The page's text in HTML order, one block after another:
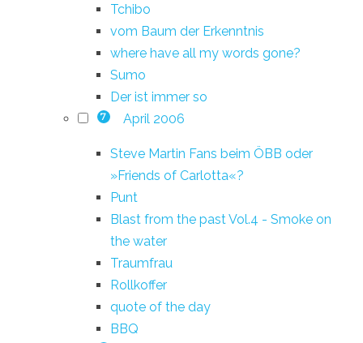
Tchibo
vom Baum der Erkenntnis
where have all my words gone?
Sumo
Der ist immer so
7 April 2006
Steve Martin Fans beim ÖBB oder
»Friends of Carlotta«?
Punt
Blast from the past Vol.4 - Smoke on
the water
Traumfrau
Rollkoffer
quote of the day
BBQ